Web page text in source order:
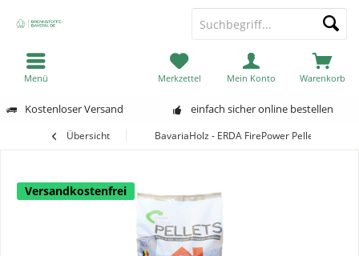
Kostenloser Versand einfach sicher online bestellen
Warenkorb
Merkzettel Mein Konto
Menü
Übersicht BavariaHolz - ERDA FirePower Pellets-Copy
Versandkostenfrei